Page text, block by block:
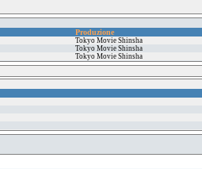
Produzione
Tokyo Movie Shinsha
Tokyo Movie Shinsha
Tokyo Movie Shinsha